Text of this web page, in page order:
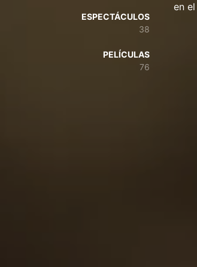
ESPECTÁCULOS
38
PELÍCULAS
76
en